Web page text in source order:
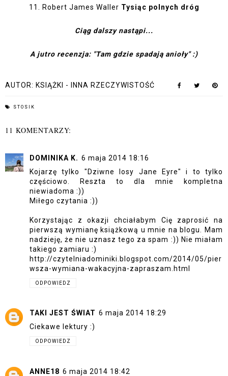
11. Robert James Waller Tysiąc polnych dróg
Ciąg dalszy nastąpi...
A jutro recenzja: "Tam gdzie spadają anioły" :)
AUTOR: KSIĄŻKI - INNA RZECZYWISTOŚĆ
STOSIK
11 KOMENTARZY:
DOMINIKA K. 6 maja 2014 18:16
Kojarzę tylko "Dziwne losy Jane Eyre" i to tylko
częściowo. Reszta to dla mnie kompletna
niewiadoma :))
Miłego czytania :))
Korzystając z okazji chciałabym Cię zaprosić na
pierwszą wymianę książkową u mnie na blogu. Mam
nadzieję, że nie uznasz tego za spam :)) Nie miałam
takiego zamiaru :)
http://czytelniadominiki.blogspot.com/2014/05/pier
wsza-wymiana-wakacyjna-zapraszam.html
ODPOWIEDZ
TAKI JEST ŚWIAT 6 maja 2014 18:29
Ciekawe lektury :)
ODPOWIEDZ
ANNE18 6 maja 2014 18:42